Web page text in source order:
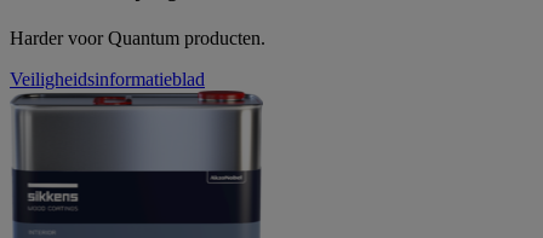
Harder voor Quantum producten.
Veiligheidsinformatieblad